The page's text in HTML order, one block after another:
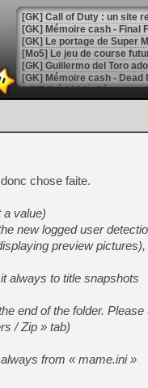
[GK] Le portage de Super
[Mo5] Le jeu de course
[GK] Guillermo del Toro
[LTF] Eté 2026 - Séquence
[GK] Mistfall Hunter :
[GK] Wo Long 2 évolue
[GK] Crossfire : un TPS à
[LS] [PS5] Premiers
[Mo5] DOOM arrive en
[GK] Bethesda fête les 30
[GK] Roblox : l'action en
[GK] Agenda - GeForce
[GK] Devolver Digital en a
[LS] [PS5] ps5-y2jb-
[GK] Pourquoi Marvel
chose faite.
a value)
new logged user
preview
always to title snapshots
end of the folder. Please
/ Zip » tab)
from « mame.ini »